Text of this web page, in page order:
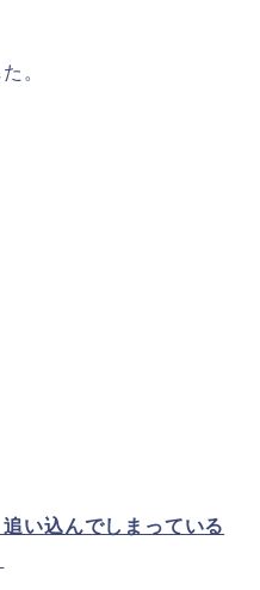
。
い込んでしまっている